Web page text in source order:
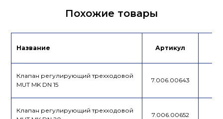
Декларация
Лист данных Каталог
Лист данных
Похожие товары
Название Артикул
Клапан регулирующий трехходовой
MUT MK DN 15
7.006.00643
Клапан регулирующий трехходовой
7.006.00652